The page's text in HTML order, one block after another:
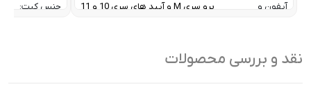
آیفون و
پرو سری M و آیپد های سری 10 و 11
ظرفیت:
جنس کیت:
نقد و بررسی محصولات